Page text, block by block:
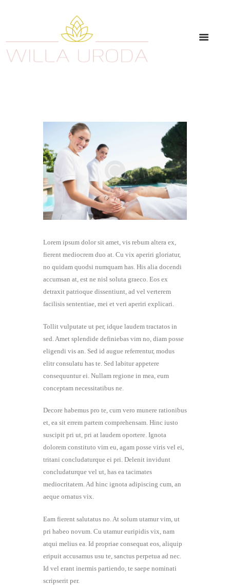
Lorem ipsum dolor sit amet, vis rebum altera ex,
fierent mediocrem duo at. Cu vix aperiri gloriatur,
no quidam quodsi numquam has. His alia docendi
accumsan at, est ne nisl soluta graeco. Eos ex
detraxit patrioque dissentiunt, ad vel verterem
facilisis sententiae, mei et veri aperiri explicari.
Tollit vulputate ut per, idque laudem tractatos in
sed. Amet splendide definiebas vim no, diam posse
eligendi vis an. Sed id augue referrentur, modus
elitr consulatu has te. Sed labitur appetere
consequuntur ei. Nullam regione in mea, eum
conceptam necessitatibus ne.
Decore habemus pro te, cum vero munere rationibus
et, ea sit errem partem comprehensam. Hinc iusto
suscipit pri ut, pri at laudem oportere. Ignota
dolorem constituto vim eu, agam posse viris vel ei,
tritani concludaturque ei pri. Delenit invidunt
concludaturque vel ut, has ea tacimates
mediocritatem. Ad hinc ignota adipiscing cum, an
aeque ornatus vix.
Eam fierent salutatus no. At solum utamur vim, ut
pri habeo novum. Cu utamur euripidis vix, nam
atqui melius ea. Id propriae consequat eos, aliquip
eripuit accusamus usu te, sanctus perpetua ad nec.
Id vel erant inermis partiendo, te saepe nominati
scripserit per.